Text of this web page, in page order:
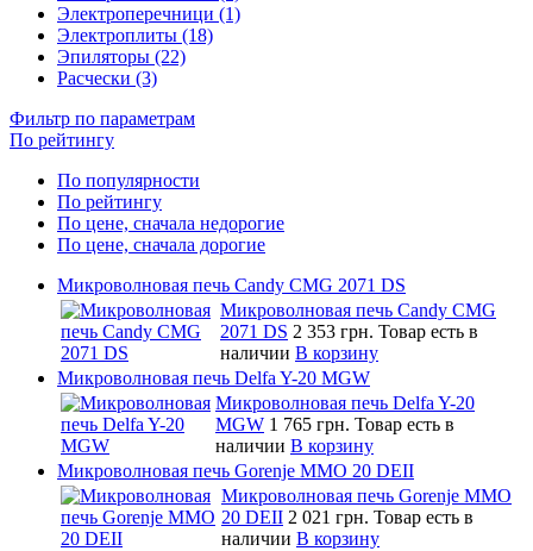
Электроперечници (1)
Электроплиты (18)
Эпиляторы (22)
Расчески (3)
Фильтр по параметрам
По рейтингу
По популярности
По рейтингу
По цене, сначала недорогие
По цене, сначала дорогие
Микроволновая печь Candy CMG 2071 DS
Микроволновая печь Candy CMG
2071 DS 2 353 грн. Товар есть в
наличии В корзину
Микроволновая печь Delfa Y-20 MGW
Микроволновая печь Delfa Y-20
MGW 1 765 грн. Товар есть в
наличии В корзину
Микроволновая печь Gorenje MMO 20 DEII
Микроволновая печь Gorenje MMO
20 DEII 2 021 грн. Товар есть в
наличии В корзину